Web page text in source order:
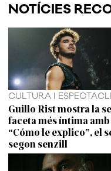
NOTÍCIES
CULTURA I
Guillo Rist mostra la
faceta més íntima amb
“Cómo le explico”, el
segon senzill